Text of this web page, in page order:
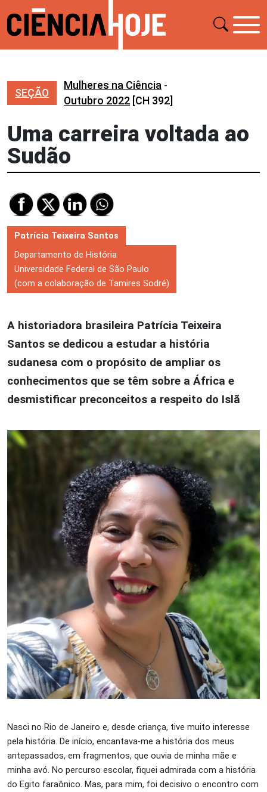
SEÇÃO
Mulheres na Ciência -
Outubro 2022 [CH 392]
Uma carreira voltada ao
Sudão
Patrícia Teixeira Santos
Departamento de História
Universidade Federal de São Paulo
(com a colaboração de Tamires Sodré)
A historiadora brasileira Patrícia Teixeira
Santos se dedicou a estudar a história
sudanesa com o propósito de ampliar os
conhecimentos que se têm sobre a África e
desmistificar preconceitos a respeito do Islã
Nasci no Rio de Janeiro e, desde criança, tive muito interesse
pela história. De início, encantava-me a história dos meus
antepassados, em fragmentos, que ouvia de minha mãe e
minha avó. No percurso escolar, fiquei admirada com a história
do Egito faraônico. Mas, para mim, foi decisivo o encontro com